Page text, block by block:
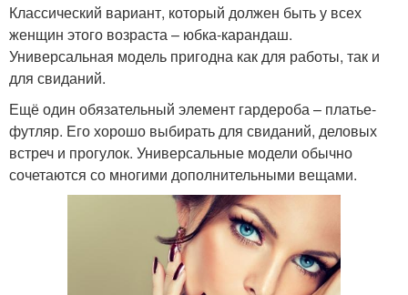
Классический вариант, который должен быть у всех
женщин этого возраста – юбка-карандаш.
Универсальная модель пригодна как для работы, так и
для свиданий.
Ещё один обязательный элемент гардероба – платье-
футляр. Его хорошо выбирать для свиданий, деловых
встреч и прогулок. Универсальные модели обычно
сочетаются со многими дополнительными вещами.